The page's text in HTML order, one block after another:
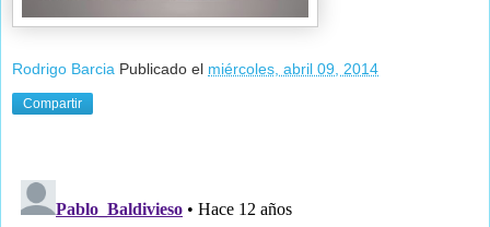
Rodrigo Barcia Publicado el miércoles, abril 09, 2014
Compartir